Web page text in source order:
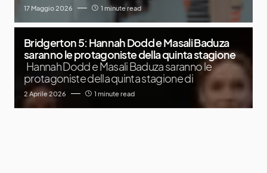
17 Maggio 2026 1 minute read
Bridgerton 5: Hannah Dodd e Masali Baduza
saranno le protagoniste della quinta stagione
Hannah Dodd e Masali Baduza saranno le
protagoniste della quinta stagione di
2 Aprile 2026 1 minute read